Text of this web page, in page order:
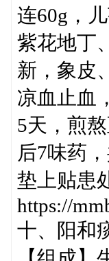
连60g，
紫花地丁
新，象皮
凉血止血
5天，煎
后7味药
垫上贴患
https://
十、阳和